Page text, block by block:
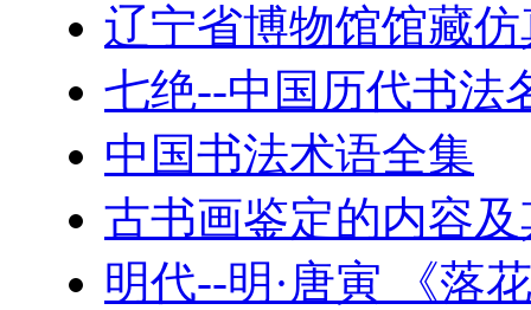
辽宁省博物馆馆藏
七绝--中国历代书法
中国书法术语全集
古书画鉴定的内容
明代--明·唐寅 《落